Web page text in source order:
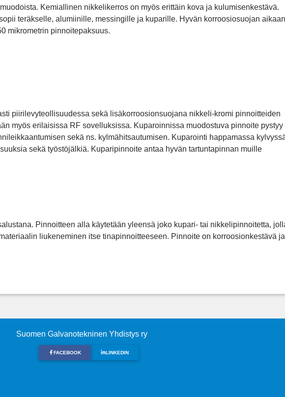
Kemiallinen nikkelikerros on myös erittäin kova ja kulumisenkestävä.
teräkselle, alumiinille, messingille ja kuparille. Hyvän korroosiosuojan aikaan
mikrometrin pinnoitepaksuus.
piirilevyteollisuudessa sekä lisäkorroosionsuojana nikkeli-kromi pinnoitteiden
myös erilaisissa RF sovelluksissa. Kuparoinnissa muodostuva pinnoite pystyy
sekä ns. kylmähitsautumisen. Kuparointi happamassa
sekä työstöjälkiä. Kuparipinnoite antaa hyvän tartuntapinnan muille
Pinnoitteen alla käytetään yleensä joko kupari- tai nikkelipinnoitetta,
liukeneminen itse tinapinnoitteeseen. Pinnoite on korroosionkestävä ja
Suomen Galvanotekninen Yhdistys ry
LINKEDIN
FACEBOOK